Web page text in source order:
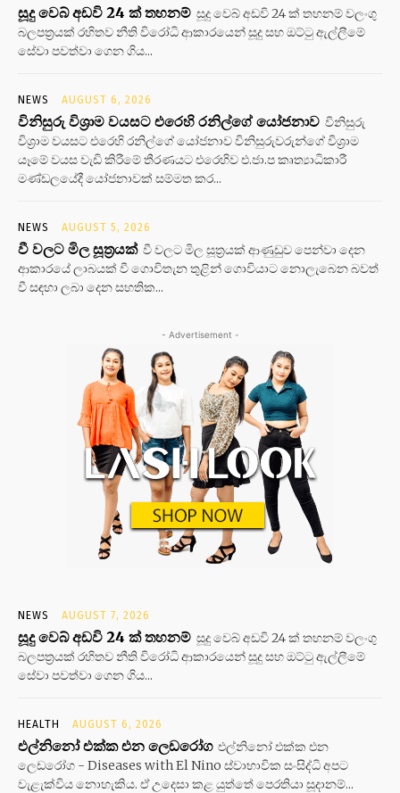
සූදු වෙබ් අඩවි 24 ක් තහනම් සූදු වෙබ් අඩවි 24 ක් තහනම් වලංගු
බලපත්‍රයක් රහිතව නීති විරෝධි ආකාරයෙන් සූදු සහ ඔට්ටු ඇල්ලීමේ
සේවා පවත්වා ගෙන ගිය...
NEWS AUGUST 6, 2026
විනිසුරු විශ්‍රාම වයසට එරෙහි රනිල්ගේ යෝජනාව විනිසුරු
විශ්‍රාම වයසට එරෙහි රනිල්ගේ යෝජනාව විනිසුරුවරුන්ගේ විශ්‍රාම
යෑමේ වයස වැඩි කිරීමේ තීරණයට එරෙහිව එ.ජා.ප කෘත්‍යාධිකාරී
මණ්ඩලයේදී යෝජනාවක් සම්මත කර...
NEWS AUGUST 5, 2026
වී වලට මිල සූත්‍රයක් වී වලට මිල සූත්‍රයක් ආණුඩුව පෙන්වා දෙන
ආකාරයේ ලාබයක් වී ගොවිතැන තුළින් ගොවියාට නොලැබෙන බවත්
වී සඳහා ලබා දෙන සහතික...
- Advertisement -
NEWS AUGUST 7, 2026
සූදු වෙබ් අඩවි 24 ක් තහනම් සූදු වෙබ් අඩවි 24 ක් තහනම් වලංගු
බලපත්‍රයක් රහිතව නීති විරෝධි ආකාරයෙන් සූදු සහ ඔට්ටු ඇල්ලීමේ
සේවා පවත්වා ගෙන ගිය...
HEALTH AUGUST 6, 2026
එල්නිනෝ එක්ක එන ලෙඩරෝග එල්නිනෝ එක්ක එන
ලෙඩරෝග - Diseases with El Nino ස්වාභාවික සංසිද්ධි අපට
වැළැක්විය නොහැකිය. ඒ උදෙසා කළ යුත්තේ පෙරතියා සූදානම්...